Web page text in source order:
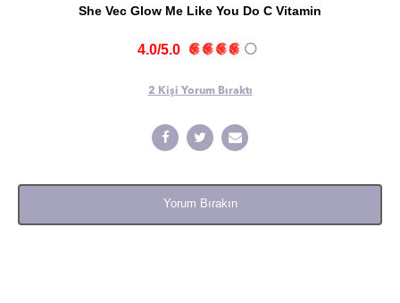
She Vec Glow Me Like You Do C Vitamin
4.0/5.0
2 Kişi Yorum Bıraktı
Yorum Bırakın